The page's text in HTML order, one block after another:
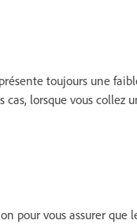
toujours une
lorsque vous collez
pour vous assurer que